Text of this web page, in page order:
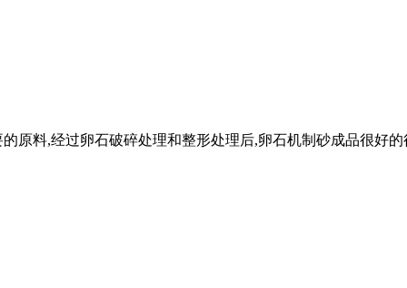
原料,经过卵石破碎处理和整形处理后,卵石机制砂成品很好